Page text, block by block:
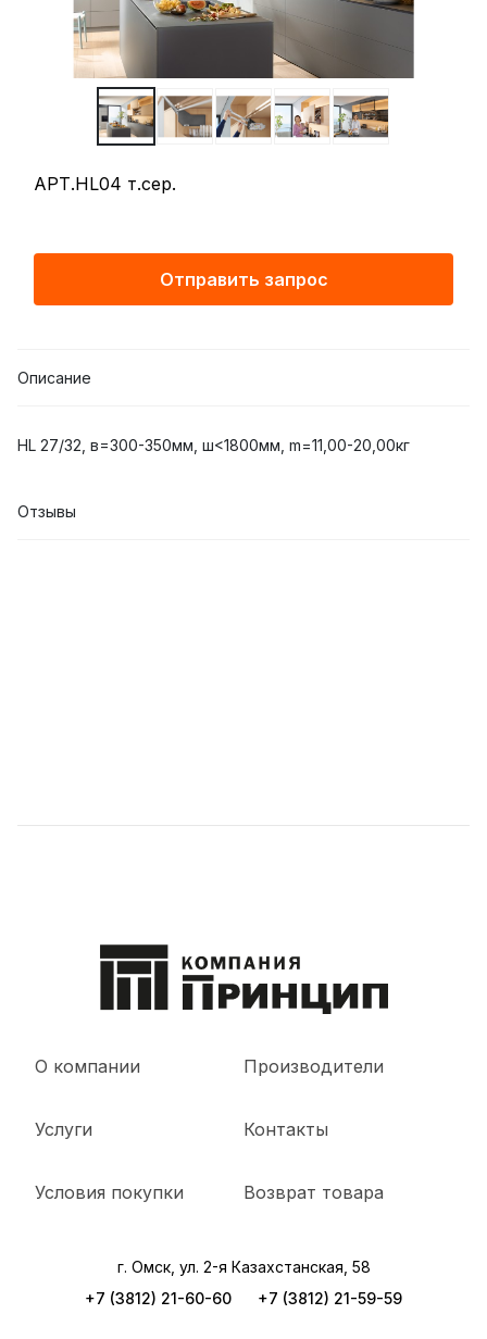
АРТ.HL04 т.сер.
Отправить запрос
Описание
HL 27/32, в=300-350мм, ш<1800мм, m=11,00-20,00кг
Отзывы
О компании
Услуги
Условия покупки
Производители
Контакты
Возврат товара
г. Омск, ул. 2-я Казахстанская, 58
+7 (3812) 21-60-60
+7 (3812) 21-59-59